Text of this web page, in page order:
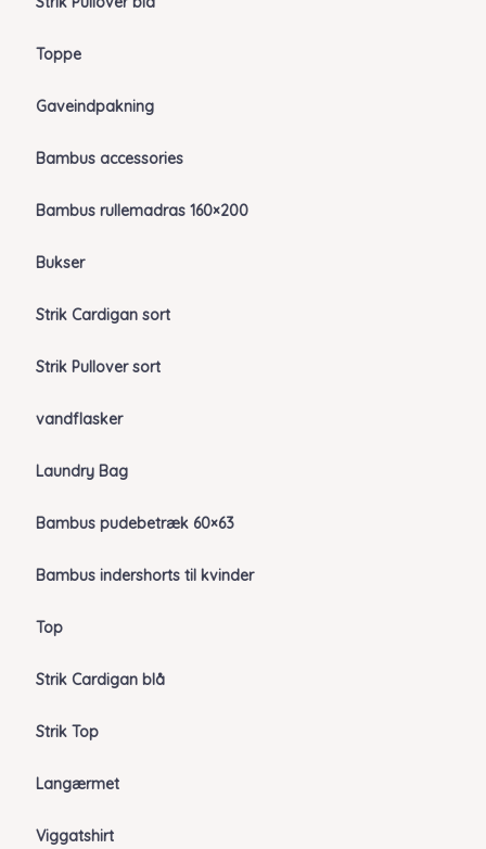
Toppe
Gaveindpakning
Bambus accessories
Bambus rullemadras 160×200
Bukser
Strik Cardigan sort
Strik Pullover sort
vandflasker
Laundry Bag
Bambus pudebetræk 60×63
Bambus indershorts til kvinder
Top
Strik Cardigan blå
Strik Top
Langærmet
Viggatshirt